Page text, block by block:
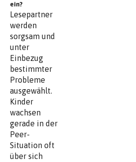
ein?
Lesepartner
werden
sorgsam und
unter
Einbezug
bestimmter
Probleme
ausgewählt.
Kinder
wachsen
gerade in der
Peer-
Situation oft
über sich